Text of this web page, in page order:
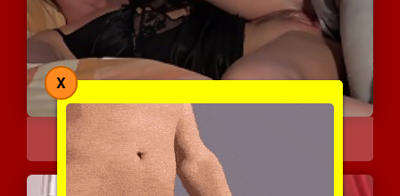
הוא מעיר אותה מהשינה עם ...
| 5 המלצות
X